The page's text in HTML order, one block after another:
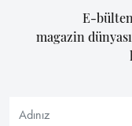
E-
magazin